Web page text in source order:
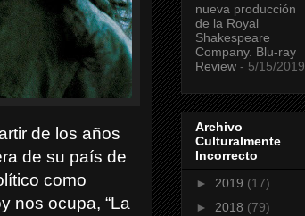
de los años
de su país de
como
nos ocupa, “La
nueva producción
de la Royal
Shakespeare
Company. Blu-ray
Review - 5/15/2019
Archivo
Culturalmente
Incorrecto
► 2019 (17)
► 2018 (79)